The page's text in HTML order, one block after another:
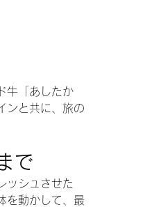
牛「あしたか
ンと共に、旅の
で
ッシュさせた
を動かして、最